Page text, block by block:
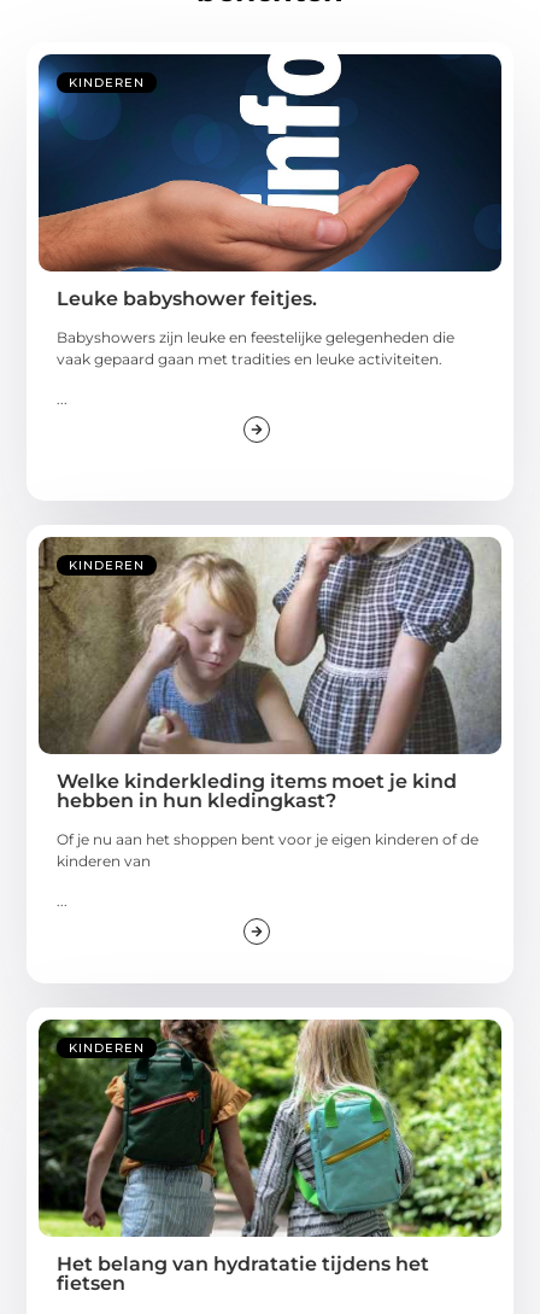
KINDEREN
Leuke babyshower feitjes.
Babyshowers zijn leuke en feestelijke gelegenheden die
vaak gepaard gaan met tradities en leuke activiteiten.
KINDEREN
Welke kinderkleding items moet je kind
hebben in hun kledingkast?
Of je nu aan het shoppen bent voor je eigen kinderen of de
kinderen van
KINDEREN
Het belang van hydratatie tijdens het
fietsen